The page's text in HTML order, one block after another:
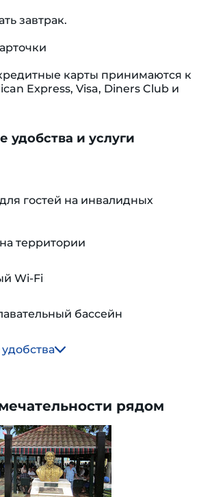
завтрак.
карты принимаются к
Express, Visa, Diners Club и
удобства и услуги
гостей на инвалидных
территории
Wi-Fi
бассейн
рядом